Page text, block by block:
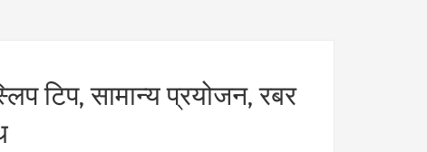
टिप, सामान्य प्रयोजन, रबर